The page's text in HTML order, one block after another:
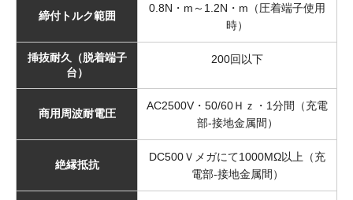
締付トルク範囲
0.8N・m～1.2N・m（圧着端子使用
時）
挿抜耐久（脱着端子
台）
200回以下
商用周波耐電圧
AC2500V・50/60Ｈｚ・1分間（充電
部-接地金属間）
絶縁抵抗
DC500Ｖメガにて1000MΩ以上（充
電部-接地金属間）